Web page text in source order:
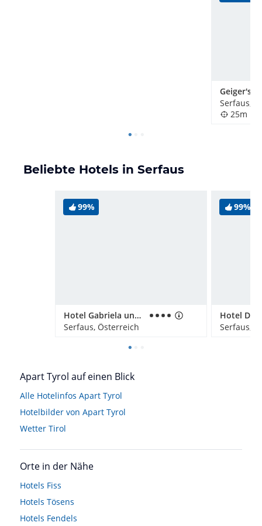
Serfaus,
25m
Beliebte Hotels in Serfaus
99%
Hotel Gabriela und Gabriela Appartemtents
Serfaus, Österreich
99%
Hotel
Serfaus,
Apart Tyrol auf einen Blick
Alle Hotelinfos Apart Tyrol
Hotelbilder von Apart Tyrol
Wetter Tirol
Orte in der Nähe
Hotels Fiss
Hotels Tösens
Hotels Fendels